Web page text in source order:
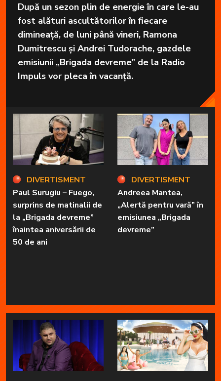
După un sezon plin de energie în care le-au
fost alături ascultătorilor în fiecare
dimineață, de luni până vineri, Ramona
Dumitrescu și Andrei Tudorache, gazdele
emisiunii „Brigada devreme” de la Radio
Impuls vor pleca în vacanță.
DIVERTISMENT
Paul Surugiu – Fuego,
surprins de matinalii de
la „Brigada devreme”
înaintea aniversării de
50 de ani
DIVERTISMENT
Andreea Mantea,
„Alertă pentru vară” în
emisiunea „Brigada
devreme”